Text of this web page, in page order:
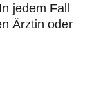
jedem Fall
Ärztin oder